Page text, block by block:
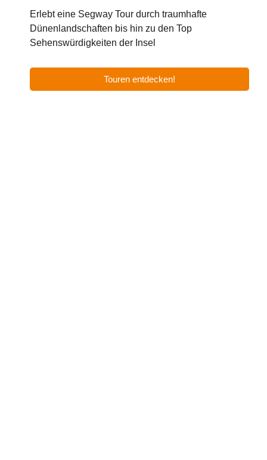
Erlebt eine Segway Tour durch traumhafte
Dünenlandschaften bis hin zu den Top
Sehenswürdigkeiten der Insel
Touren entdecken!